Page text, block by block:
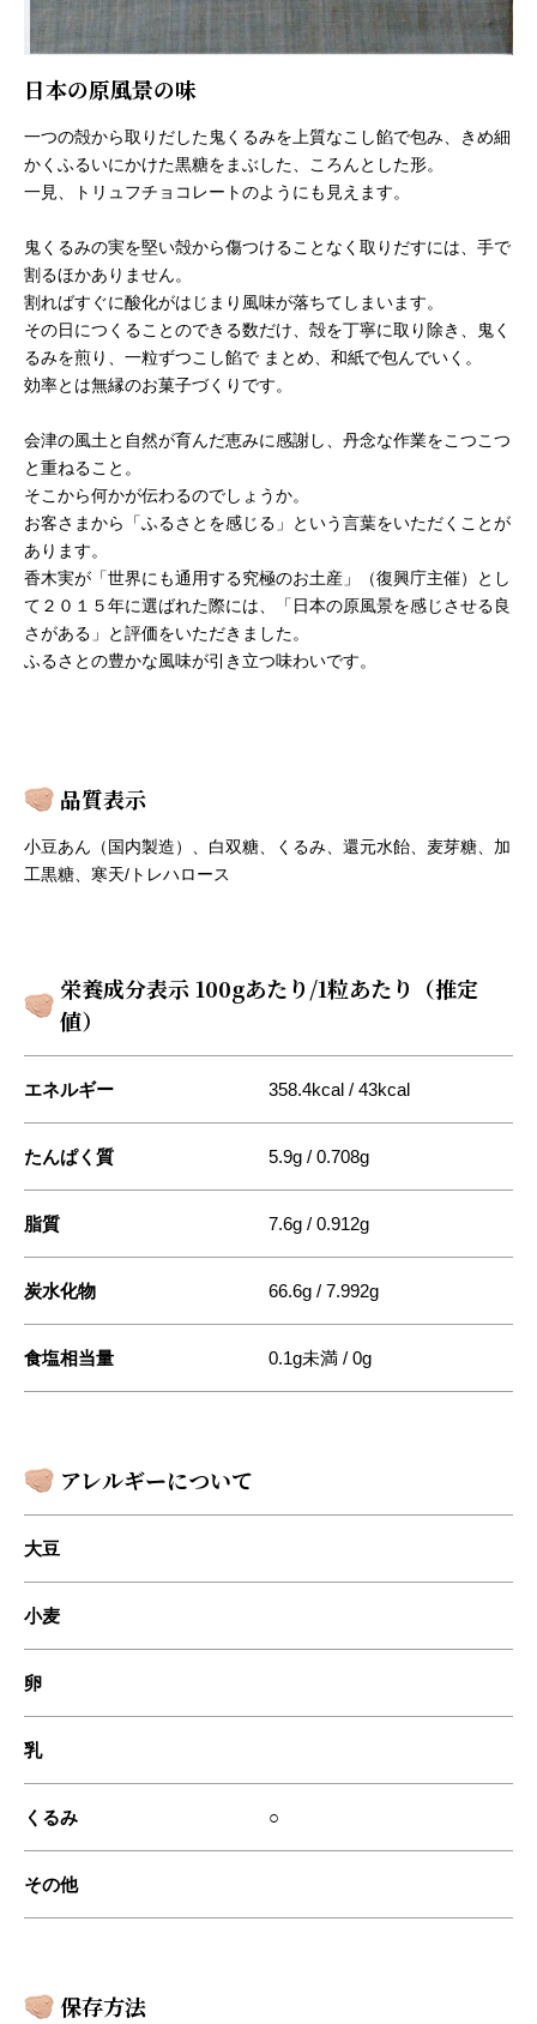
日本の原風景の味
一つの殻から取りだした鬼くるみを上質なこし餡で包み、きめ細
かくふるいにかけた黒糖をまぶした、ころんとした形。
一見、トリュフチョコレートのようにも見えます。
鬼くるみの実を堅い殻から傷つけることなく取りだすには、手で
割るほかありません。
割ればすぐに酸化がはじまり風味が落ちてしまいます。
その日につくることのできる数だけ、殻を丁寧に取り除き、鬼く
るみを煎り、一粒ずつこし餡で まとめ、和紙で包んでいく。
効率とは無縁のお菓子づくりです。
会津の風土と自然が育んだ恵みに感謝し、丹念な作業をこつこつ
と重ねること。
そこから何かが伝わるのでしょうか。
お客さまから「ふるさとを感じる」という言葉をいただくことが
あります。
香木実が「世界にも通用する究極のお土産」（復興庁主催）とし
て２０１５年に選ばれた際には、「日本の原風景を感じさせる良
さがある」と評価をいただきました。
ふるさとの豊かな風味が引き立つ味わいです。
品質表示
小豆あん（国内製造）、白双糖、くるみ、還元水飴、麦芽糖、加
工黒糖、寒天/トレハロース
栄養成分表示 100gあたり/1粒あたり（推定
値）
エネルギー 358.4kcal / 43kcal
たんぱく質 5.9g / 0.708g
脂質 7.6g / 0.912g
炭水化物 66.6g / 7.992g
食塩相当量 0.1g未満 / 0g
アレルギーについて
大豆
小麦
卵
乳
くるみ ○
その他
保存方法